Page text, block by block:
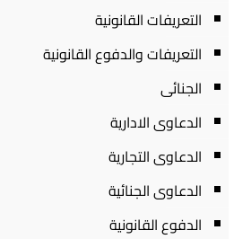
التعريفات القانونية
التعريفات والدفوع القانونية
الجنائى
الدعاوى الادارية
الدعاوى التجارية
الدعاوى الجنائية
الدفوع القانونية